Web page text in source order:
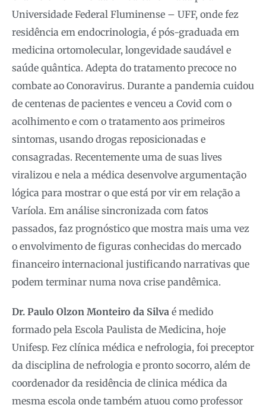
Universidade Federal Fluminense – UFF, onde fez
residência em endocrinologia, é pós-graduada em
medicina ortomolecular, longevidade saudável e
saúde quântica. Adepta do tratamento precoce no
combate ao Conoravirus. Durante a pandemia cuidou
de centenas de pacientes e venceu a Covid com o
acolhimento e com o tratamento aos primeiros
sintomas, usando drogas reposicionadas e
consagradas. Recentemente uma de suas lives
viralizou e nela a médica desenvolve argumentação
lógica para mostrar o que está por vir em relação a
Varíola. Em análise sincronizada com fatos
passados, faz prognóstico que mostra mais uma vez
o envolvimento de figuras conhecidas do mercado
financeiro internacional justificando narrativas que
podem terminar numa nova crise pandêmica.
Dr. Paulo Olzon Monteiro da Silva é medido
formado pela Escola Paulista de Medicina, hoje
Unifesp. Fez clínica médica e nefrologia, foi preceptor
da disciplina de nefrologia e pronto socorro, além de
coordenador da residência de clinica médica da
mesma escola onde também atuou como professor